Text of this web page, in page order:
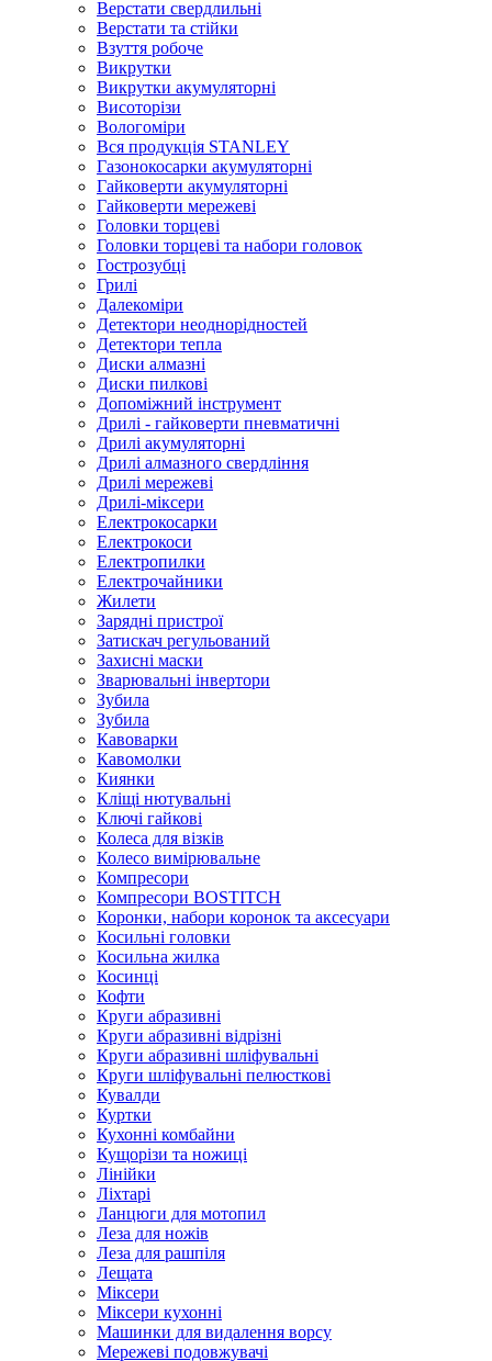
Верстати свердлильні
Верстати та стійки
Взуття робоче
Викрутки
Викрутки акумуляторні
Висоторізи
Вологоміри
Вся продукція STANLEY
Газонокосарки акумуляторні
Гайковерти акумуляторні
Гайковерти мережеві
Головки торцеві
Головки торцеві та набори головок
Гострозубці
Грилі
Далекоміри
Детектори неоднорідностей
Детектори тепла
Диски алмазні
Диски пилкові
Допоміжний інструмент
Дрилі - гайковерти пневматичні
Дрилі акумуляторні
Дрилі алмазного свердління
Дрилі мережеві
Дрилі-міксери
Електрокосарки
Електрокоси
Електропилки
Електрочайники
Жилети
Зарядні пристрої
Затискач регульований
Захисні маски
Зварювальні інвертори
Зубила
Зубила
Кавоварки
Кавомолки
Киянки
Кліщі нютувальні
Ключі гайкові
Колеса для візків
Колесо вимірювальне
Компресори
Компресори BOSTITCH
Коронки, набори коронок та аксесуари
Косильні головки
Косильна жилка
Косинці
Кофти
Круги абразивні
Круги абразивні відрізні
Круги абразивні шліфувальні
Круги шліфувальні пелюсткові
Кувалди
Куртки
Кухонні комбайни
Кущорізи та ножиці
Лінійки
Ліхтарі
Ланцюги для мотопил
Леза для ножів
Леза для рашпіля
Лещата
Міксери
Міксери кухонні
Машинки для видалення ворсу
Мережеві подовжувачі